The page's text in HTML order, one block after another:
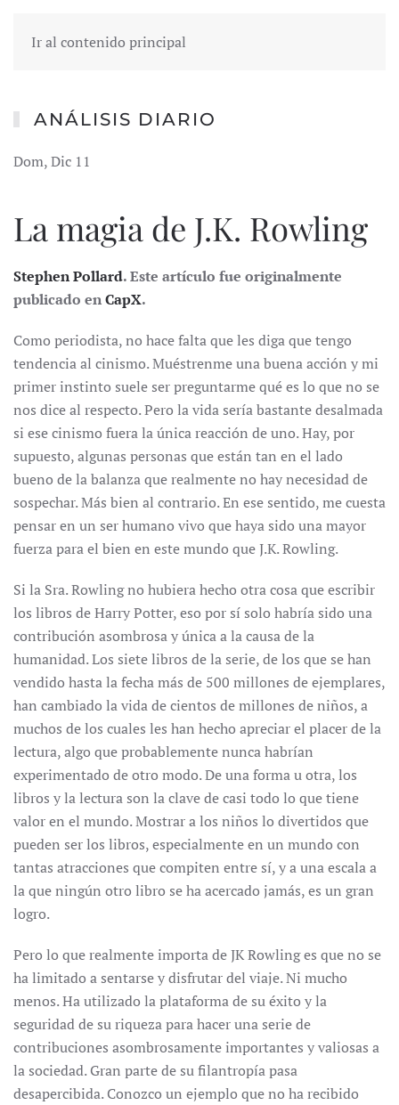
Ir al contenido principal
ANÁLISIS DIARIO
Dom, Dic 11
La magia de J.K. Rowling
Stephen Pollard. Este artículo fue originalmente
publicado enCapX.
Como periodista, no hace falta que les diga que tengo
tendencia al cinismo. Muéstrenme una buena acción y mi
primer instinto suele ser preguntarme qué es lo que no se
nos dice al respecto. Pero la vida sería bastante desalmada
si ese cinismo fuera la única reacción de uno. Hay, por
supuesto, algunas personas que están tan en el lado
bueno de la balanza que realmente no hay necesidad de
sospechar. Más bien al contrario. En ese sentido, me cuesta
pensar en un ser humano vivo que haya sido una mayor
fuerza para el bien en este mundo que J.K. Rowling.
Si la Sra. Rowling no hubiera hecho otra cosa que escribir
los libros de Harry Potter, eso por sí solo habría sido una
contribución asombrosa y única a la causa de la
humanidad. Los siete libros de la serie, de los que se han
vendido hasta la fecha más de 500 millones de ejemplares,
han cambiado la vida de cientos de millones de niños, a
muchos de los cuales les han hecho apreciar el placer de la
lectura, algo que probablemente nunca habrían
experimentado de otro modo. De una forma u otra, los
libros y la lectura son la clave de casi todo lo que tiene
valor en el mundo. Mostrar a los niños lo divertidos que
pueden ser los libros, especialmente en un mundo con
tantas atracciones que compiten entre sí, y a una escala a
la que ningún otro libro se ha acercado jamás, es un gran
logro.
Pero lo que realmente importa de JK Rowling es que no se
ha limitado a sentarse y disfrutar del viaje. Ni mucho
menos. Ha utilizado la plataforma de su éxito y la
seguridad de su riqueza para hacer una serie de
contribuciones asombrosamente importantes y valiosas a
la sociedad. Gran parte de su filantropía pasa
desapercibida. Conozco un ejemplo que no ha recibido